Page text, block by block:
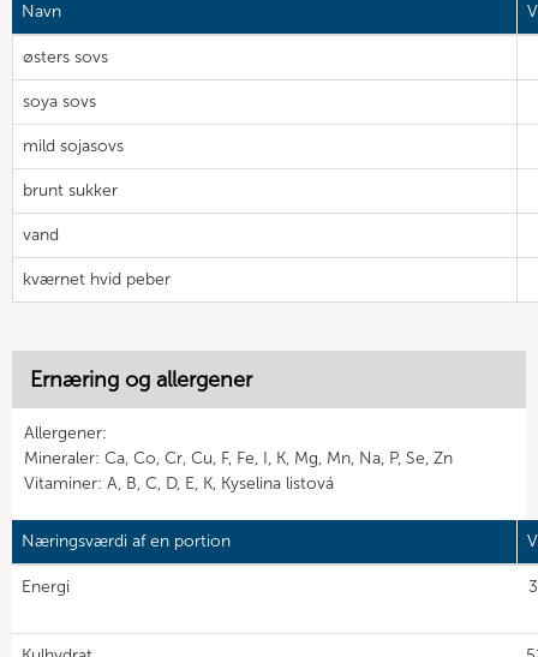
Navn
østers sovs
soya sovs
mild sojasovs
brunt sukker
vand
kværnet hvid peber
Ernæring og allergener
Allergener:
Mineraler: Ca, Co, Cr, Cu, F, Fe, I, K, Mg, Mn, Na, P, Se, Zn
Vitaminer: A, B, C, D, E, K, Kyselina listová
Næringsværdi af en portion
Energi